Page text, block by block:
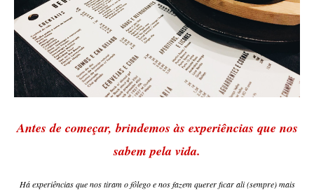
Antes de começar, brindemos às experiências que nos
sabem pela vida.
Há experiências que nos tiram o fôlego e nos fazem querer ficar ali (sempre) mais